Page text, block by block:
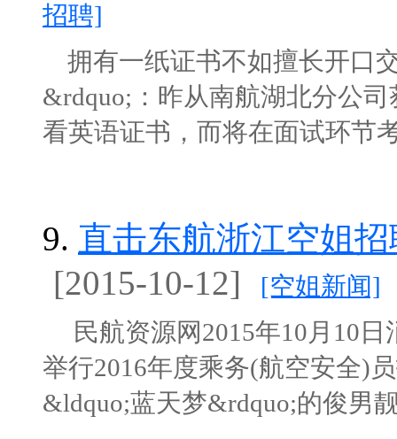
招聘]
拥有一纸证书不如擅长开口
&rdquo;：昨从南航湖北分公
看英语证书，而将在面试环节
9. 直击东航浙江空姐
[2015-10-12]
[空姐新闻]
民航资源网2015年10月10日
举行2016年度乘务(航空安全)
&ldquo;蓝天梦&rdquo;的俊男